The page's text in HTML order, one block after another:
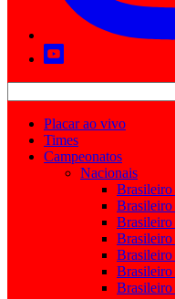
Placar ao vivo
Times
Campeonatos
Nacionais
Brasileiro
Brasileiro
Brasileiro
Brasileiro
Brasileiro